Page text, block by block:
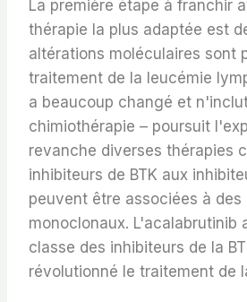
La première étape à franchir
thérapie la plus adaptée est
altérations moléculaires sont
traitement de la leucémie
a beaucoup changé et
chimiothérapie – poursuit
revanche diverses thérapies
inhibiteurs de BTK aux
peuvent être associées à des
monoclonaux. L'acalabrutinib
classe des inhibiteurs de la
révolutionné le traitement de